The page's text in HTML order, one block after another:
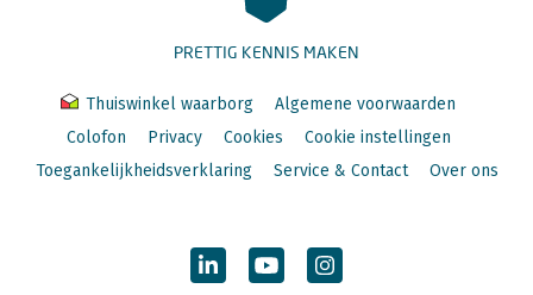
PRETTIG KENNIS MAKEN
Thuiswinkel waarborg
Algemene voorwaarden
Colofon
Privacy Cookies
Cookie instellingen
Toegankelijkheidsverklaring
Service & Contact Over ons